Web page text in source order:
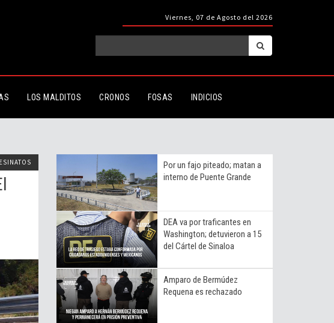
Viernes, 07 de Agosto del 2026
LOS MALDITOS CRONOS FOSAS INDICIOS
Por un fajo piteado; matan a
interno de Puente Grande
DEA va por traficantes en
Washington; detuvieron a 15
del Cártel de Sinaloa
Amparo de Bermúdez
Requena es rechazado